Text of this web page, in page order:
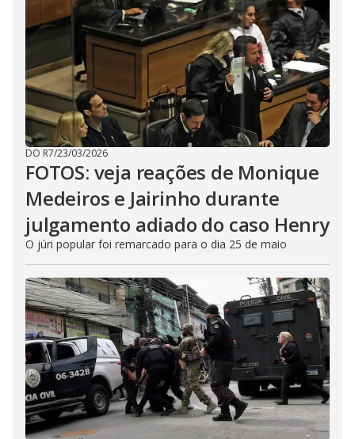
DO R7/23/03/2026
FOTOS: veja reações de Monique
Medeiros e Jairinho durante
julgamento adiado do caso Henry
O júri popular foi remarcado para o dia 25 de maio